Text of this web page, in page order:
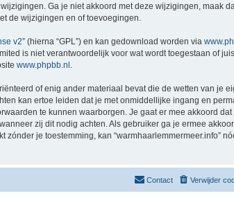
Ga je niet akkoord met deze wijzigingen, maak
de wijzigingen en of toevoegingen.
v2” (hierna “GPL”) en kan gedownload worden via
is niet verantwoordelijk voor wat wordt toegestaan of
www.phpbb.nl
of enig ander materiaal bevat die de wetten van je
kan ertoe leiden dat je met onmiddellijke ingang en
te kunnen waarborgen. Je gaat er mee akkoord dat
zij dit nodig achten. Als gebruiker ga je ermee
je toestemming, kan “warmhaarlemmermeer.info”
Verwijder
Contact